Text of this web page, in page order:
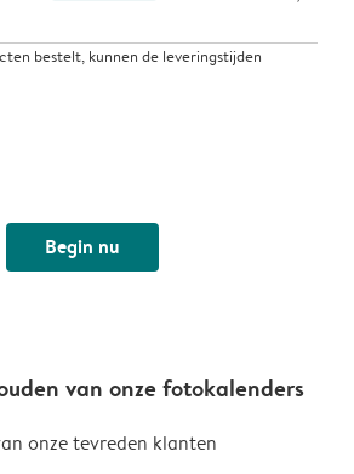
bestelt, kunnen de leveringstijden
Begin nu
van onze fotokalenders
onze tevreden klanten